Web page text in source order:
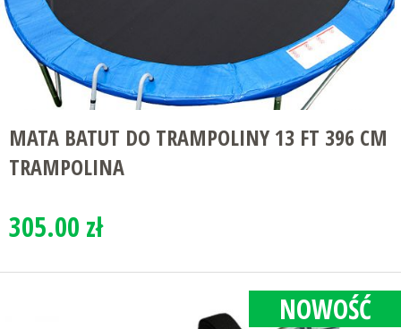
MATA BATUT DO TRAMPOLINY 13 FT 396 CM
TRAMPOLINA
305.00 zł
NOWOŚĆ